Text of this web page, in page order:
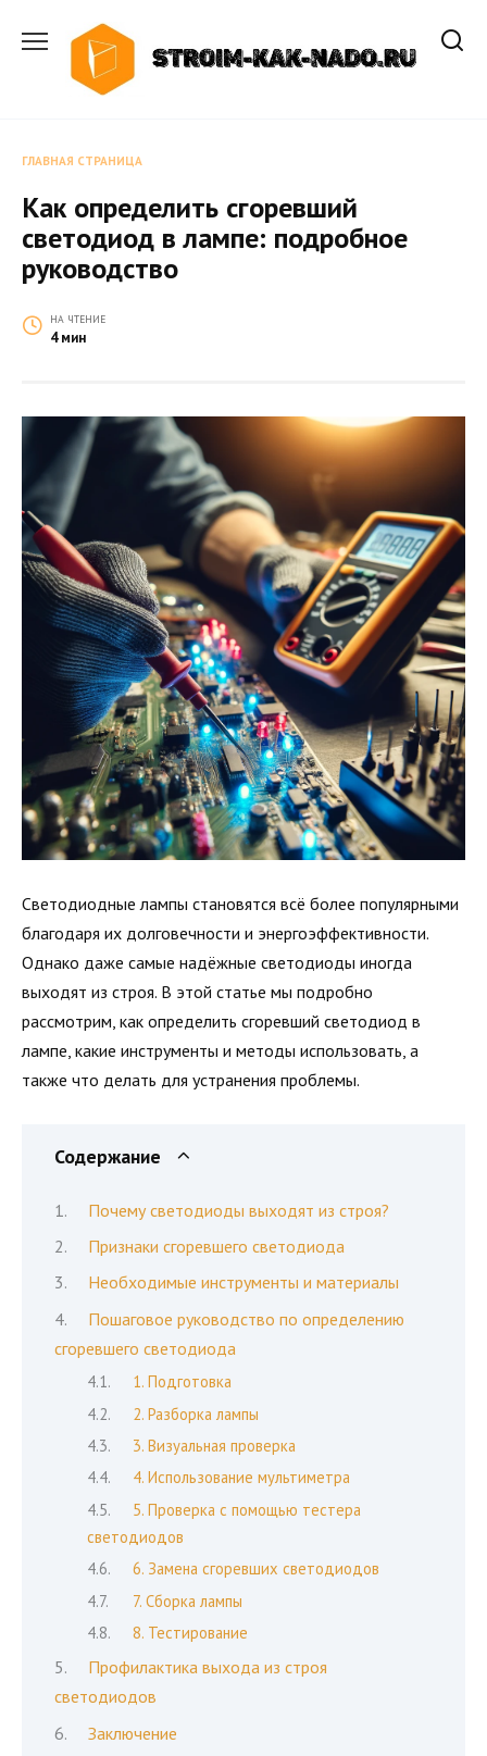
содержанию
ГЛАВНАЯ СТРАНИЦА
Как определить сгоревший
светодиод в лампе: подробное
руководство
НА ЧТЕНИЕ
4 мин
Светодиодные лампы становятся всё более популярными
благодаря их долговечности и энергоэффективности.
Однако даже самые надёжные светодиоды иногда
выходят из строя. В этой статье мы подробно
рассмотрим, как определить сгоревший светодиод в
лампе, какие инструменты и методы использовать, а
также что делать для устранения проблемы.
Содержание
Почему светодиоды выходят из строя?
Признаки сгоревшего светодиода
Необходимые инструменты и материалы
Пошаговое руководство по определению
сгоревшего светодиода
1. Подготовка
2. Разборка лампы
3. Визуальная проверка
4. Использование мультиметра
5. Проверка с помощью тестера
светодиодов
6. Замена сгоревших светодиодов
7. Сборка лампы
8. Тестирование
Профилактика выхода из строя
светодиодов
Заключение